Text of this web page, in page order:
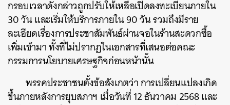
กรอบเวลาดังกล่าวถูกปรับให้เหลือเปิดลงทะเบียนภายใน
30 วัน และเริ่มให้บริการภายใน 90 วัน รวมถึงมีราย
ละเอียดเรื่องการประชาสัมพันธ์ผ่านจอในร้านสะดวกซื้อ
เพิ่มเข้ามา ทั้งที่ไม่ปรากฏในเอกสารที่เสนอต่อคณะ
กรรมการนโยบายเศรษฐกิจก่อนหน้านั้น
พรรคประชาชนตั้งข้อสังเกตว่า การเปลี่ยนแปลงเกิด
ขึ้นภายหลังการยุบสภาฯ เมื่อวันที่ 12 ธันวาคม 2568 และ